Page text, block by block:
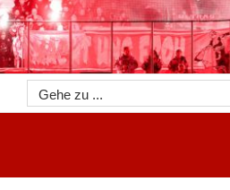
Gehe zu ...